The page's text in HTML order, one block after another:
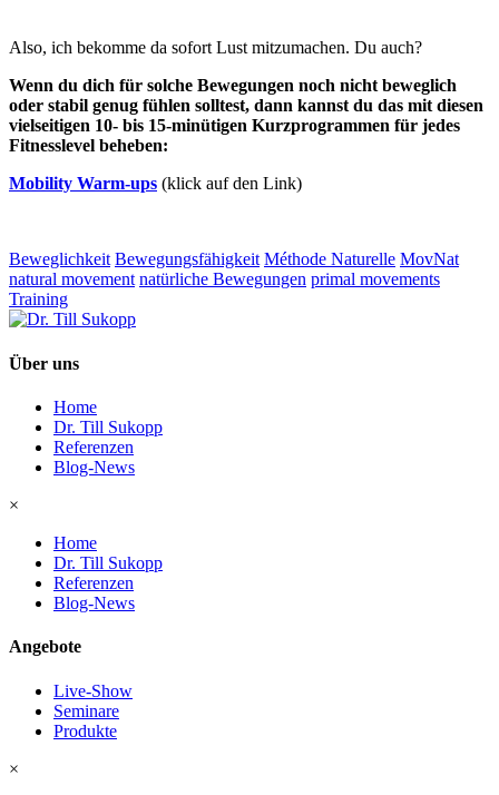
Also, ich bekomme da sofort Lust mitzumachen. Du auch?
Wenn du dich für solche Bewegungen noch nicht beweglich
oder stabil genug fühlen solltest, dann kannst du das mit diesen
vielseitigen 10- bis 15-minütigen Kurzprogrammen für jedes
Fitnesslevel beheben:
Mobility Warm-ups (klick auf den Link)
Beweglichkeit Bewegungsfähigkeit Méthode Naturelle MovNat
natural movement natürliche Bewegungen primal movements
Training
Über uns
Home
Dr. Till Sukopp
Referenzen
Blog-News
×
Home
Dr. Till Sukopp
Referenzen
Blog-News
Angebote
Live-Show
Seminare
Produkte
×